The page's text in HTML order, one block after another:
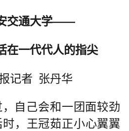
交通大学——
在一代代人的指尖
记者 张丹华
，自己会和一团面较劲
时，王冠茹正小心翼翼